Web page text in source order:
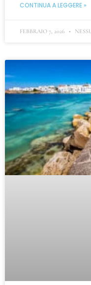
CONTINUA A LEGGERE »
FEBBRAIO 7, 2026